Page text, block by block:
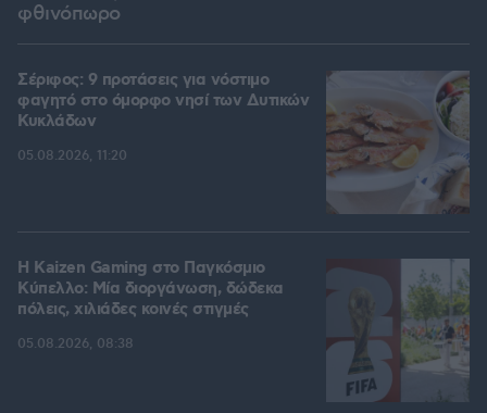
φθινόπωρο
Σέριφος: 9 προτάσεις για νόστιμο
φαγητό στο όμορφο νησί των Δυτικών
Κυκλάδων
05.08.2026, 11:20
H Kaizen Gaming στο Παγκόσμιο
Kύπελλο: Μία διοργάνωση, δώδεκα
πόλεις, χιλιάδες κοινές στιγμές
05.08.2026, 08:38